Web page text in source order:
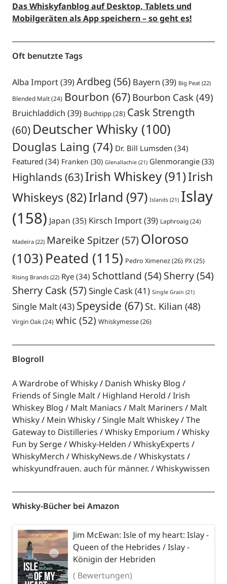
Das Whiskyfanblog auf Desktop, Tablets und
Mobilgeräten als App speichern – so geht es!
Oft benutzte Tags
Alba Import(39)Ardbeg (56) Bayern (39) Big Peat(22)
Blended Malt(24) Bourbon (67) Bourbon Cask(49)
Bruichladdich (39) Buchtipp(28) Cask Strength
(60) Deutscher Whisky(100)
Douglas Laing (74) Dr. Bill Lumsden (34)
Featured (34) Franken (30) Glenallachie(21) Glenmorangie(33)
Highlands (63)Irish Whiskey(91)Irish
Whiskeys (82)Irland (97) Islands(21) Islay
(158) Japan (35) Kirsch Import(39) Laphroaig(24)
Madeira(22) Mareike Spitzer(57)Oloroso
(103) Peated (115) Pedro Ximenez(26) PX(25)
Rising Brands(22) Rye(34) Schottland (54) Sherry(54)
Sherry Cask (57)Single Cask(41) Single Grain (21)
Single Malt(43) Speyside (67) St. Kilian (48)
Virgin Oak(24) whic(52) Whiskymesse(26)
Blogroll
A Wardrobe of Whisky
Danish Whisky Blog
Friends of Single Malt
Highland Herold
Irish
Whiskey Blog
Malt Maniacs Malt Mariners
Malt
Whisky
Mein Whisky Single Malt Whiskey
The
Gateway to Distilleries
Whisky Emporium
Whisky
Fun by Serge
Whisky-Helden
WhiskyExperts
WhiskyMerch
WhiskyNews.de
Whiskystats
whiskyundfrauen. auch für männer.
Whiskywissen
Whisky-Bücher bei Amazon
Jim McEwan: Isle of my heart: Islay -
Queen of the Hebrides / Islay -
Königin der Hebriden
( Bewertungen)